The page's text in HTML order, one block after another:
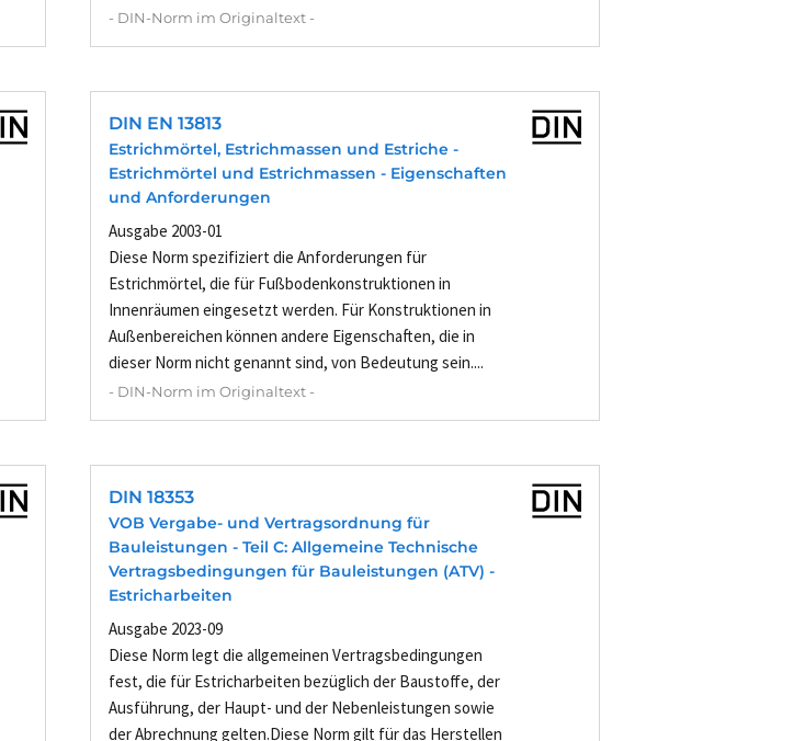
- DIN-Norm im Originaltext -
DIN EN 13813
Estrichmörtel, Estrichmassen und Estriche -
Estrichmörtel und Estrichmassen - Eigenschaften
und Anforderungen
Ausgabe 2003-01
Diese Norm spezifiziert die Anforderungen für
Estrichmörtel, die für Fußbodenkonstruktionen in
Innenräumen eingesetzt werden. Für Konstruktionen in
Außenbereichen können andere Eigenschaften, die in
dieser Norm nicht genannt sind, von Bedeutung sein....
- DIN-Norm im Originaltext -
DIN 18353
VOB Vergabe- und Vertragsordnung für
Bauleistungen - Teil C: Allgemeine Technische
Vertragsbedingungen für Bauleistungen (ATV) -
Estricharbeiten
Ausgabe 2023-09
Diese Norm legt die allgemeinen Vertragsbedingungen
fest, die für Estricharbeiten bezüglich der Baustoffe, der
Ausführung, der Haupt- und der Nebenleistungen sowie
der Abrechnung gelten.Diese Norm gilt für das Herstellen